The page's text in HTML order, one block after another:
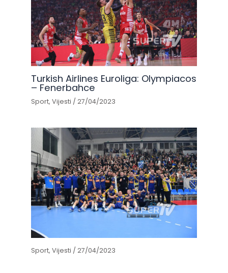
Turkish Airlines Euroliga: Olympiacos
– Fenerbahce
Sport,Vijesti /27/04/2023
Sport,Vijesti /27/04/2023